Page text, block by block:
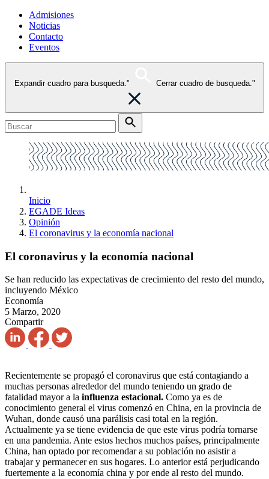
Admisiones
Noticias
Contacto
Eventos
Expandir cuadro para busqueda." Cerrar cuadro de busqueda."
Inicio
EGADE Ideas
Opinión
El coronavirus y la economía nacional
El coronavirus y la economía nacional
Se han reducido las expectativas de crecimiento del resto del mundo,
incluyendo México
Economía
5 Marzo, 2020
Compartir
Recientemente se propagó el coronavirus que está contagiando a
muchas personas alrededor del mundo teniendo un grado de
fatalidad mayor a la influenza estacional. Como ya es de
conocimiento general el virus comenzó en China, en la provincia de
Wuhan, donde causó una parálisis casi total en la región.
Actualmente ya se tiene evidencia de que este virus podría tornarse
en una pandemia. Ante estos hechos muchos países, principalmente
China, han optado por recomendar a su población no asistir a
trabajar y permanecer en sus hogares. Lo anterior está perjudicando
fuertemente a la economía china y por ende al resto del mundo.